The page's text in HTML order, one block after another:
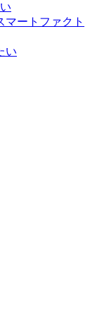
ートファクト
い